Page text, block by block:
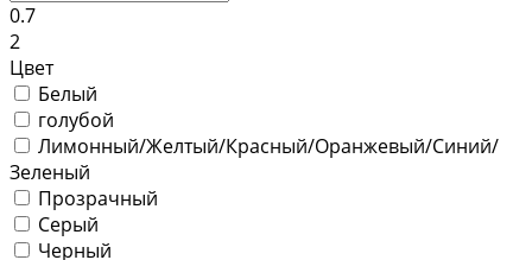
0.7
2
Цвет
Белый
голубой
Лимонный/Желтый/Красный/Оранжевый/Синий/
Зеленый
Прозрачный
Серый
Черный